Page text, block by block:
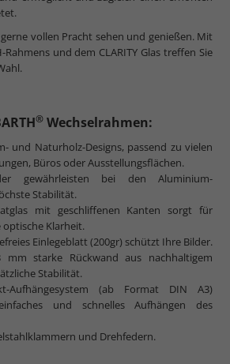
vollen Pracht sehen und genießen. Mit
Rahmens und dem CLARITY Glas treffen Sie
® Wechselrahmen:
und Naturholz-Designs, passend zu vielen
Büros oder Ausstellungsflächen.
gewährleisten bei den Aluminium-
Stabilität.
mit geschliffenen Kanten sorgt für
Klarheit.
Einlegeblatt (200gr) schützt Ihre Bilder.
starke Rückwand aus nachhaltigem
Stabilität.
Aufhängesystem (ab Format DIN A3)
und schnelles Aufhängen des
und Drehfedern.